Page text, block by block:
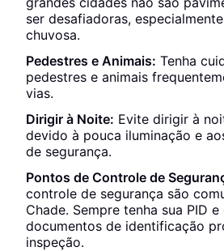
ser desafiadoras,
chuvosa.
Pedestres e Animais: Tenha
pedestres e animais
vias.
Dirigir à Noite: Evite dirigir à
devido à pouca iluminação e
de segurança.
Pontos de Controle de
controle de segurança são
Chade. Sempre tenha sua PID
documentos de identificação
inspeção.